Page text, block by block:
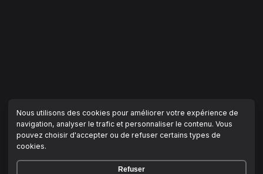
Nous utilisons des cookies pour améliorer votre expérience de
navigation, analyser le trafic et personnaliser le contenu. Vous
pouvez choisir d'accepter ou de refuser certains types de
cookies.
Refuser